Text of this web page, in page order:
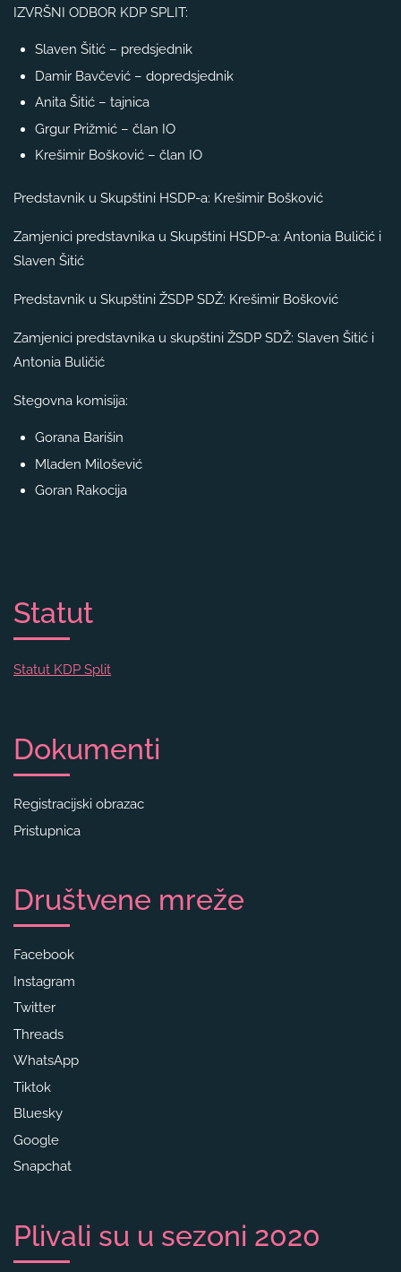
IZVRŠNI ODBOR KDP SPLIT:
Slaven Šitić – predsjednik
Damir Bavčević – dopredsjednik
Anita Šitić – tajnica
Grgur Prižmić – član IO
Krešimir Bošković – član IO
Predstavnik u Skupštini HSDP-a: Krešimir Bošković
Zamjenici predstavnika u Skupštini HSDP-a: Antonia Buličić i
Slaven Šitić
Predstavnik u Skupštini ŽSDP SDŽ: Krešimir Bošković
Zamjenici predstavnika u skupštini ŽSDP SDŽ: Slaven Šitić i
Antonia Buličić
Stegovna komisija:
Gorana Barišin
Mladen Milošević
Goran Rakocija
Statut
Statut KDP Split
Dokumenti
Registracijski obrazac
Pristupnica
Društvene mreže
Facebook
Instagram
Twitter
Threads
WhatsApp
Tiktok
Bluesky
Google
Snapchat
Plivali su u sezoni 2020